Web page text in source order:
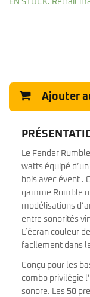
EN STOCK. Retrait
Ajouter
Le Fender
watts équipé
bois avec évent .
gamme Rumble
modélisations
entre sonorités
L’écran couleur
facilement dans
Conçu pour les
combo privilégie
sonore. Les 50